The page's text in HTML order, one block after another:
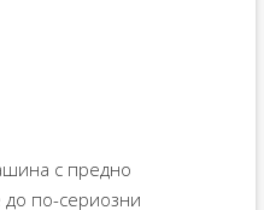
с предно
по-сериозни